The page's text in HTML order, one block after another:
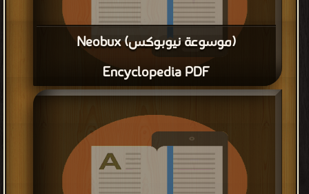
(موسوعة نيوبوكس) Neobux
Encyclopedia PDF
قراءة و تحميل كتاب (موسوعة نيوبوكس) Neobux Encyclopedia
PDF مجانا